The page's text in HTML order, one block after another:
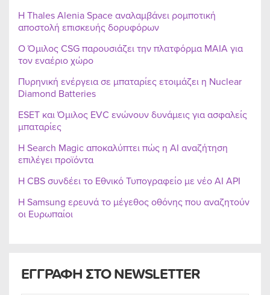
ΕΓΓΡΑΦΗ ΣΤΟ NEWSLETTER
Η Thales Alenia Space αναλαμβάνει ρομποτική
αποστολή επισκευής δορυφόρων
Ο Όμιλος CSG παρουσιάζει την πλατφόρμα MAIA για
τον εναέριο χώρο
Πυρηνική ενέργεια σε μπαταρίες ετοιμάζει η Nuclear
Diamond Batteries
ESET και Όμιλος EVC ενώνουν δυνάμεις για ασφαλείς
μπαταρίες
Η Search Magic αποκαλύπτει πώς η AI αναζήτηση
επιλέγει προϊόντα
Η CBS συνδέει το Εθνικό Τυπογραφείο με νέο AI API
Η Samsung ερευνά το μέγεθος οθόνης που αναζητούν
οι Ευρωπαίοι